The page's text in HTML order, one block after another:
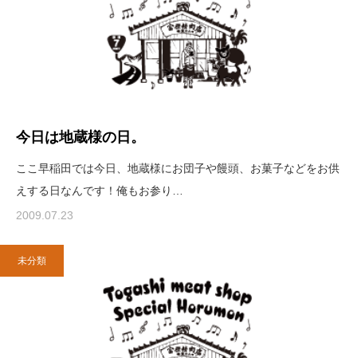
今日は地蔵様の日。
ここ早稲田では今日、地蔵様にお団子や饅頭、お菓子などをお供
えする日なんです！俺もお参り…
2009.07.23
未分類